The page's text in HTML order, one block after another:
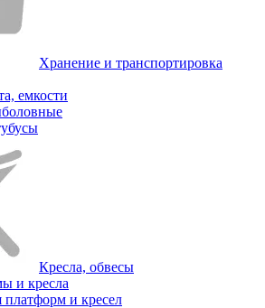
Хранение и транспортировка
емкости
Кресла, обвесы
и кресла
платформ и кресел